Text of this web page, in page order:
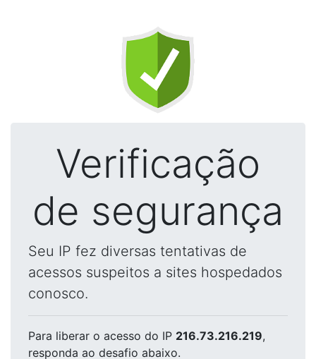
Verificação
de segurança
Seu IP fez diversas tentativas de
acessos suspeitos a sites hospedados
conosco.
Para liberar o acesso do IP 216.73.216.219,
responda ao desafio abaixo.